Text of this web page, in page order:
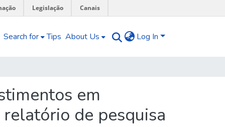
Legislação Canais
Search for Tips About Us Log In
em
de pesquisa